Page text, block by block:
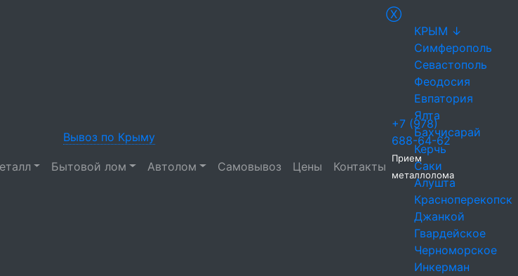
Вывоз по Крыму
Бытовой лом Автолом Самовывоз Цены Контакты
+7 (978)
688-64-62
Прием
металлолома
Ⓧ
КРЫМ ↓
Симферополь
Севастополь
Феодосия
Евпатория
Ялта
Бахчисарай
Керчь
Саки
Алушта
Красноперекопск
Джанкой
Гвардейское
Черноморское
Инкерман